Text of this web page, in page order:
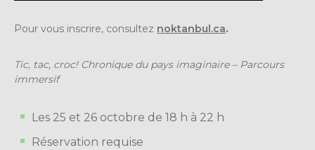
Pour vous inscrire, consultez noktanbul.ca.
Tic, tac, croc! Chronique du pays imaginaire – Parcours
immersif
Les 25 et 26 octobre d e 18 h à 22 h
Réservation requise